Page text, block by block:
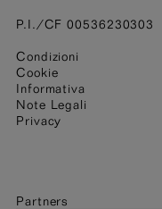
P.I./CF 00536230303
Condizioni
Cookie
Informativa
Note Legali
Privacy
Partners